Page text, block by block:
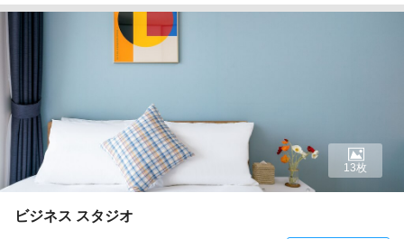
ビジネス スタジオ
13枚